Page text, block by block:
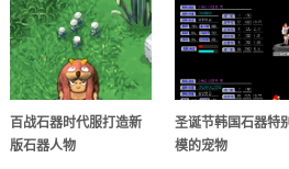
百战石器时代服打造新
版石器人物
圣诞节韩国石器特
模的宠物